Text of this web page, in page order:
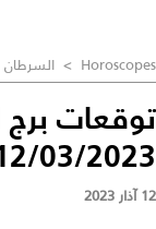
Horoscopes
> السرطان
توقعات برج
03/2023
12 آذار 2023